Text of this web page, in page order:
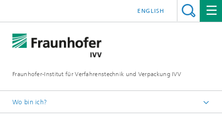
Fraunhofer-Institut für Verfahrenstechnik und Verpackung IVV
ENGLISH
Wo bin ich?